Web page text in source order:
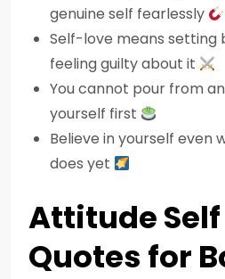
genuine self fearlessly
Self-love means setting
feeling guilty about it
You cannot pour from
yourself first
Believe in yourself even
does yet
Attitude Self
Quotes for